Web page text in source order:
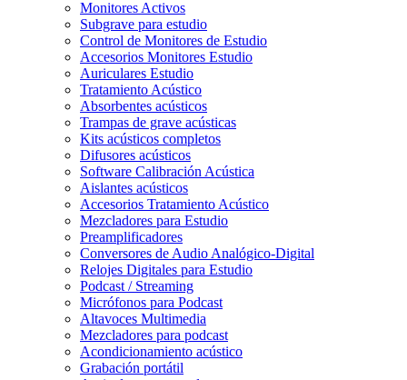
Monitores Activos
Subgrave para estudio
Control de Monitores de Estudio
Accesorios Monitores Estudio
Auriculares Estudio
Tratamiento Acústico
Absorbentes acústicos
Trampas de grave acústicas
Kits acústicos completos
Difusores acústicos
Software Calibración Acústica
Aislantes acústicos
Accesorios Tratamiento Acústico
Mezcladores para Estudio
Preamplificadores
Conversores de Audio Analógico-Digital
Relojes Digitales para Estudio
Podcast / Streaming
Micrófonos para Podcast
Altavoces Multimedia
Mezcladores para podcast
Acondicionamiento acústico
Grabación portátil